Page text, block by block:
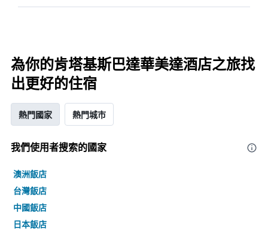
為你的肯塔基斯巴達華美達酒店之旅找
出更好的住宿
熱門國家 熱門城市
我們使用者搜索的國家
澳洲飯店
台灣飯店
中國飯店
日本飯店